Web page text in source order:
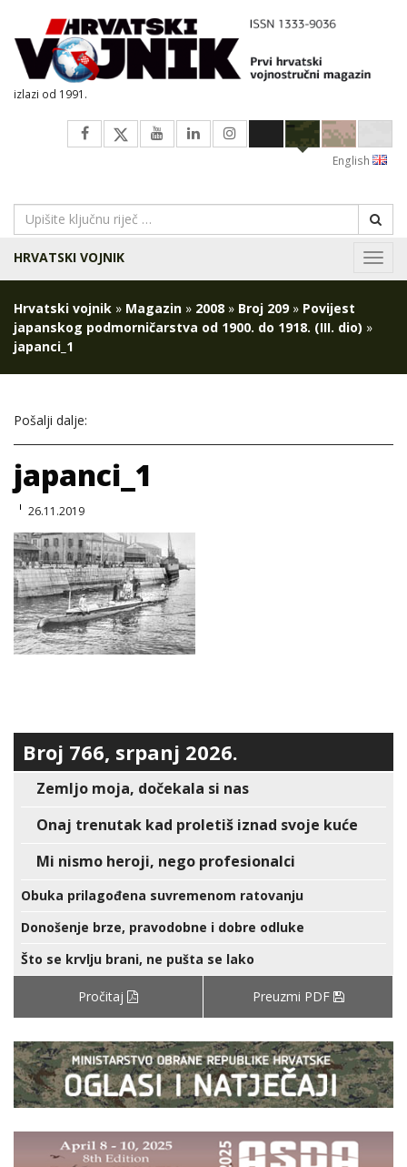
izlazi od 1991.
English
HRVATSKI VOJNIK
Hrvatski vojnik » Magazin » 2008 » Broj 209» Povijest
japanskog podmorničarstva od 1900. do 1918. (III. dio) »
japanci_1
Pošalji dalje:
japanci_1
26.11.2019
Broj 766, srpanj 2026.
Zemljo moja, dočekala si nas
Onaj trenutak kad proletiš iznad svoje kuće
Mi nismo heroji, nego profesionalci
Obuka prilagođena suvremenom ratovanju
Donošenje brze, pravodobne i dobre odluke
Što se krvlju brani, ne pušta se lako
Pročitaj Preuzmi PDF